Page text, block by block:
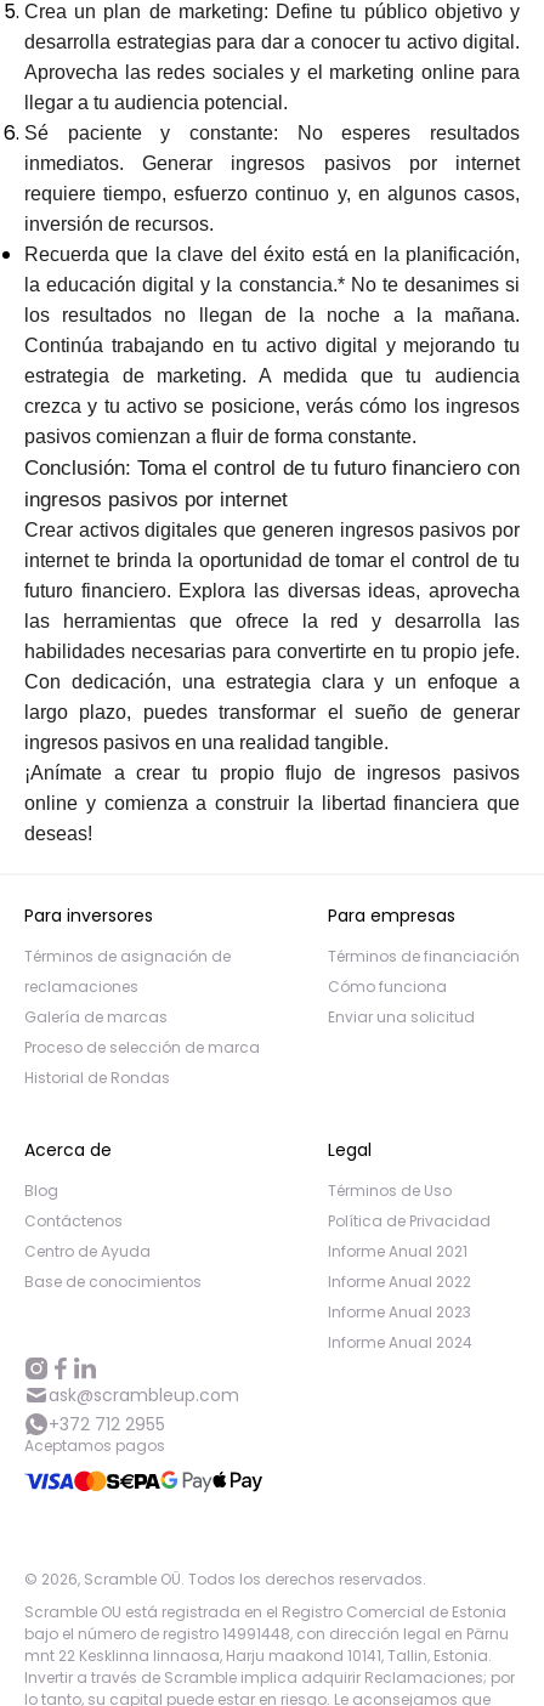
Crea un plan de marketing: Define tu público objetivo y
desarrolla estrategias para dar a conocer tu activo digital.
Aprovecha las redes sociales y el marketing online para
llegar a tu audiencia potencial.
Sé paciente y constante: No esperes resultados
inmediatos. Generar ingresos pasivos por internet
requiere tiempo, esfuerzo continuo y, en algunos casos,
inversión de recursos.
Recuerda que la clave del éxito está en la planificación,
la educación digital y la constancia.* No te desanimes si
los resultados no llegan de la noche a la mañana.
Continúa trabajando en tu activo digital y mejorando tu
estrategia de marketing. A medida que tu audiencia
crezca y tu activo se posicione, verás cómo los ingresos
pasivos comienzan a fluir de forma constante.
Conclusión: Toma el control de tu futuro financiero con
ingresos pasivos por internet
Crear activos digitales que generen ingresos pasivos por
internet te brinda la oportunidad de tomar el control de tu
futuro financiero. Explora las diversas ideas, aprovecha
las herramientas que ofrece la red y desarrolla las
habilidades necesarias para convertirte en tu propio jefe.
Con dedicación, una estrategia clara y un enfoque a
largo plazo, puedes transformar el sueño de generar
ingresos pasivos en una realidad tangible.
¡Anímate a crear tu propio flujo de ingresos pasivos
online y comienza a construir la libertad financiera que
deseas!
Para inversores
Términos de asignación de
reclamaciones
Galería de marcas
Proceso de selección de marca
Historial de Rondas
Para empresas
Términos de financiación
Cómo funciona
Enviar una solicitud
Acerca de
Blog
Contáctenos
Centro de Ayuda
Base de conocimientos
Legal
Términos de Uso
Política de Privacidad
Informe Anual 2021
Informe Anual 2022
Informe Anual 2023
Informe Anual 2024
ask@scrambleup.com
+372 712 2955
Aceptamos pagos
© 2026, Scramble OÜ. Todos los derechos reservados.
Scramble OU está registrada en el Registro Comercial de Estonia
bajo el número de registro 14991448, con dirección legal en Pärnu
mnt 22 Kesklinna linnaosa, Harju maakond 10141, Tallin, Estonia.
Invertir a través de Scramble implica adquirir Reclamaciones; por
lo tanto, su capital puede estar en riesgo. Le aconsejamos que